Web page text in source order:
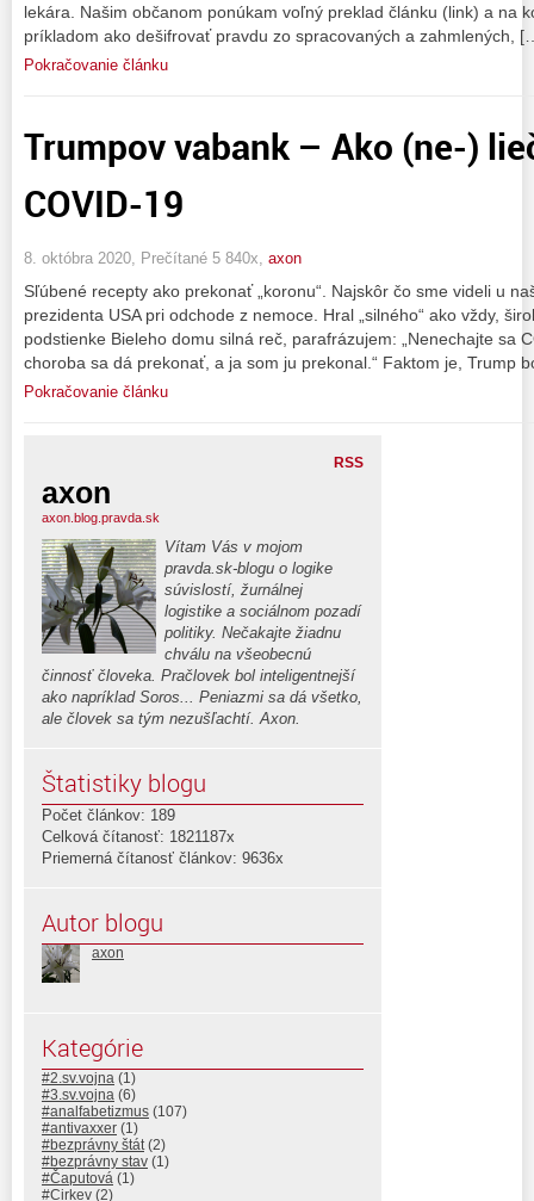
lekára. Našim občanom ponúkam voľný preklad článku (link) a na
príkladom ako dešifrovať pravdu zo spracovaných a zahmlených,
Pokračovanie článku
Trumpov vabank – Ako (ne-)
COVID-19
8. októbra 2020, Prečítané 5 840x, axon
Sľúbené recepty ako prekonať „koronu“. Najskôr čo sme videli u
prezidenta USA pri odchode z nemoce. Hral „silného“ ako vždy,
podstienke Bieleho domu silná reč, parafrázujem: „Nenechajte sa
choroba sa dá prekonať, a ja som ju prekonal.“ Faktom je, Trump
Pokračovanie článku
RSS
axon
axon.blog.pravda.sk
Vítam Vás v mojom
pravda.sk-blogu o logike
súvislostí, žurnálnej
logistike a sociálnom pozadí
politiky. Nečakajte žiadnu
chválu na všeobecnú
činnosť človeka. Pračlovek bol inteligentnejší
ako napríklad Soros... Peniazmi sa dá všetko,
ale človek sa tým nezušľachtí. Axon.
Štatistiky blogu
Počet článkov: 189
Celková čítanosť: 1821187x
Priemerná čítanosť článkov: 9636x
Autor blogu
axon
Kategórie
#2.sv.vojna (1)
#3.sv.vojna (6)
#analfabetizmus (107)
#antivaxxer (1)
#bezprávny štát (2)
#bezprávny stav (1)
#Čaputová (1)
#Cirkev (2)